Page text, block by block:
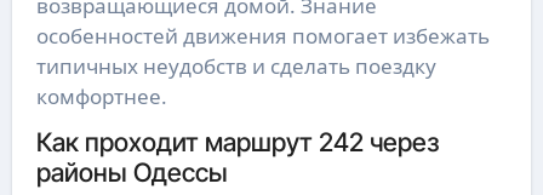
особенностей движения помогает избежать
типичных неудобств и сделать поездку
комфортнее.
Как проходит маршрут 242 через
районы Одессы